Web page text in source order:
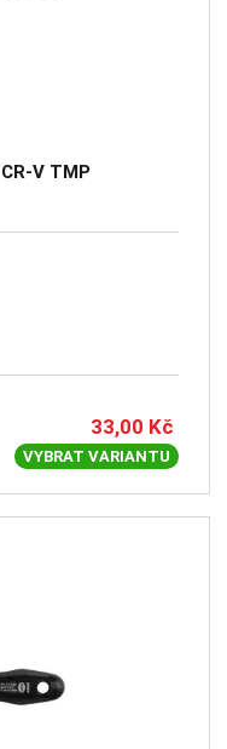
V TMP
33,00 Kč
VYBRAT VARIANTU